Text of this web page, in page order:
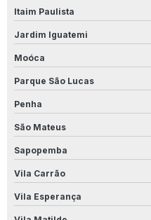
Produto Para Limpar
Produto Para Limpar
Produto Para Limpar
Produto Para Limpar Inox
Produto Para Limpar Parede
Itaim Paulista
Jardim Iguatemi
Moóca
Parque São Lucas
Penha
São Mateus
Sapopemba
Vila Carrão
Vila Esperança